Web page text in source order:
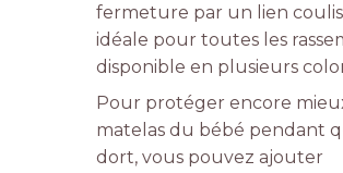
fermeture par un lien
idéale pour toutes les
disponible en plusieurs
Pour protéger encore
matelas du bébé pendant
dort, vous pouvez ajouter